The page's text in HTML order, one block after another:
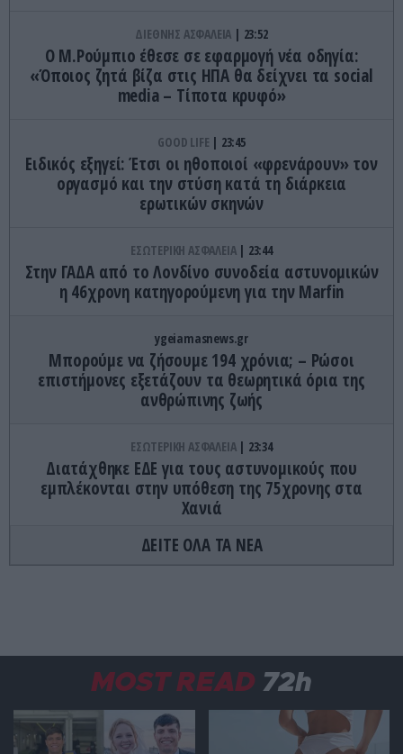
ΔΙΕΘΝΗΣ ΑΣΦΑΛΕΙΑ 23:52
Ο Μ.Ρούμπιο έθεσε σε εφαρμογή νέα οδηγία:
«Όποιος ζητά βίζα στις ΗΠΑ θα δείχνει τα social
media – Τίποτα κρυφό»
GOOD LIFE 23:45
Ειδικός εξηγεί: Έτσι οι ηθοποιοί «φρενάρουν» τον
οργασμό και την στύση κατά τη διάρκεια
ερωτικών σκηνών
ΕΣΩΤΕΡΙΚΗ ΑΣΦΑΛΕΙΑ 23:44
Στην ΓΑΔΑ από το Λονδίνο συνοδεία αστυνομικών
η 46χρονη κατηγορούμενη για την Marfin
ygeiamasnews.gr
Μπορούμε να ζήσουμε 194 χρόνια; – Ρώσοι
επιστήμονες εξετάζουν τα θεωρητικά όρια της
ανθρώπινης ζωής
ΕΣΩΤΕΡΙΚΗ ΑΣΦΑΛΕΙΑ 23:34
Διατάχθηκε ΕΔΕ για τους αστυνομικούς που
εμπλέκονται στην υπόθεση της 75χρονης στα
Χανιά
ΔΙΕΘΝΗΣ ΑΣΦΑΛΕΙΑ 23:32
Οι άνθρωποι που είπαν ότι είδαν τον Παράδεισο
ΙΣΤΟΡΙΑ
ΔΕΙΤΕ ΟΛΑ ΤΑ ΝΕΑ
MOST READ 72h